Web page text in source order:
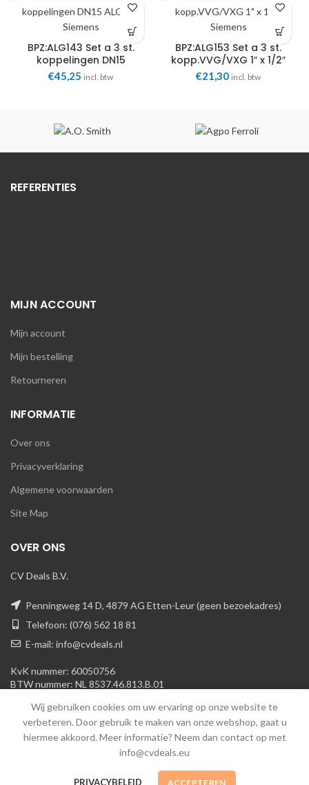
BPZ:ALG143 Set a 3 st.
koppelingen DN15
ALG143 Siemens
€45,25 incl. btw
BPZ:ALG153 Set a 3 st.
kopp.VVG/VXG 1″ x 1/2″
Siemens
€21,30 incl. btw
REFERENTIES
MIJN ACCOUNT
Mijn account
Mijn bestelling
Retourneren
INFORMATIE
Over ons
Privacyverklaring
Algemene voorwaarden
Site Map
OVER ONS
CV Deals B.V.
Penningweg 14 D, 4879 AG Etten-Leur (geen bezoekadres)
Telefoon: (076) 562 18 81
E-mail: info@cvdeals.nl
KvK nummer: 60050756
BTW nummer: NL 8537.46.813.B.01
Wij gebruiken cookies om uw ervaring op onze website te
verbeteren. Door gebruik te maken van onze webshop, gaat u
hiermee akkoord. Meer informatie? Neem dan contact op met
info@cvdeals.eu
PRIVACYBELEID ACCEPTEREN